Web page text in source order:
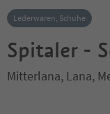
Lederwaren, Schuhe
Spitaler -
Mitterlana, Lana,